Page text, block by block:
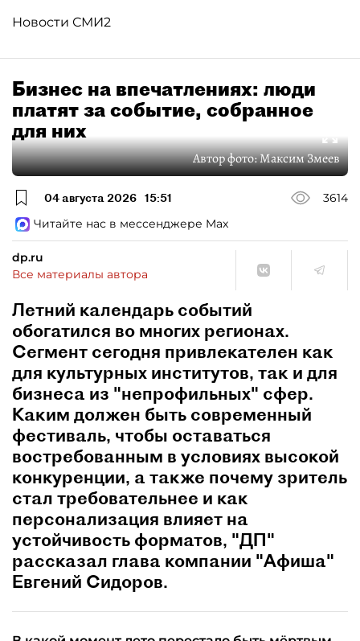
Новости СМИ2
Бизнес на впечатлениях: люди
платят за событие, собранное
для них
Автор фото:Максим Змеев
04 августа 2026 15:51
3614
Читайте нас в мессенджере Max
dp.ru
Все материалы автора
Летний календарь событий
обогатился во многих регионах.
Сегмент сегодня привлекателен как
для культурных институтов, так и для
бизнеса из "непрофильных" сфер.
Каким должен быть современный
фестиваль, чтобы оставаться
востребованным в условиях высокой
конкуренции, а также почему зритель
стал требовательнее и как
персонализация влияет на
устойчивость форматов, "ДП"
рассказал глава компании "Афиша"
Евгений Сидоров.